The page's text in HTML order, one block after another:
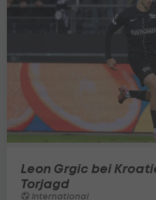
Leon Grgic bei
Torjagd
International